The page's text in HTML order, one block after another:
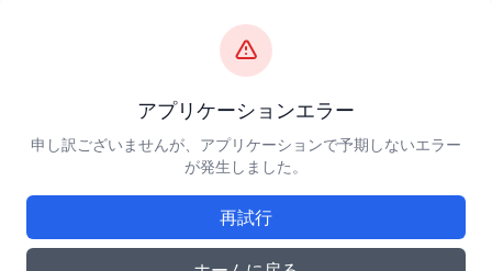
アプリケーションエラー
申し訳ございませんが、アプリケーションで予期しないエラー
が発生しました。
再試行